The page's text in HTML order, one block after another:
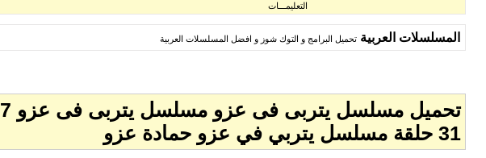
التعليمـــات
المسلسلات العربية تحميل البرامج و التوك شوز و افضل المسلسلات العربية
31 حلقة مسلسل يتربي في عزو حمادة عزو